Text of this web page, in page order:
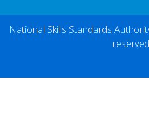
National Skills Standards